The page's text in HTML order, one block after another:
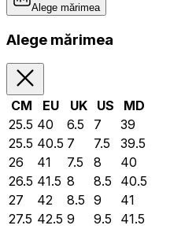
Alege mărimea
Alege mărimea
CM EU UK US
MD
25.5 40 6.5 7
39
25.5 40.5 7 7.5
39.5
26
41 7.5 8
40
26.5 41.5 8 8.5
40.5
27
42 8.5 9
41
27.5 42.5 9 9.5
41.5